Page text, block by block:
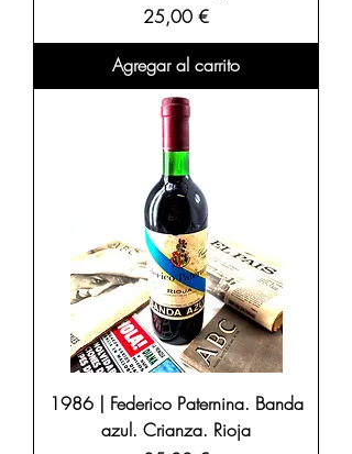
Precio
25,00 €
Agregar al carrito
1986 | Federico Paternina. Banda
azul. Crianza. Rioja